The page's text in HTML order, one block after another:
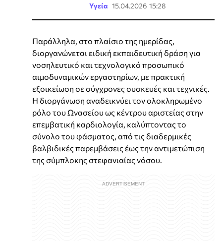
Υγεία 15.04.2026 15:28
Παράλληλα, στο πλαίσιο της ημερίδας,
διοργανώνεται ειδική εκπαιδευτική δράση για
νοσηλευτικό και τεχνολογικό προσωπικό
αιμοδυναμικών εργαστηρίων, με πρακτική
εξοικείωση σε σύγχρονες συσκευές και τεχνικές.
Η διοργάνωση αναδεικνύει τον ολοκληρωμένο
ρόλο του Ωνασείου ως κέντρου αριστείας στην
επεμβατική καρδιολογία, καλύπτοντας το
σύνολο του φάσματος, από τις διαδερμικές
βαλβιδικές παρεμβάσεις έως την αντιμετώπιση
της σύμπλοκης στεφανιαίας νόσου.